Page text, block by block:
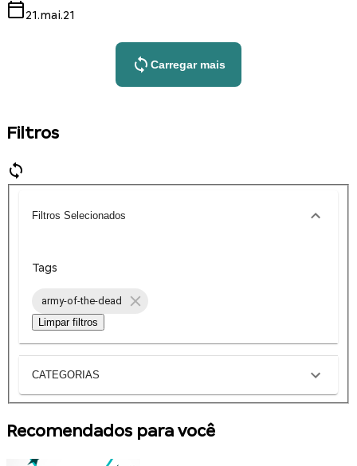
21.mai.21
Carregar mais
Filtros
Filtros Selecionados
Tags
army-of-the-dead
Limpar filtros
CATEGORIAS
Recomendados para você